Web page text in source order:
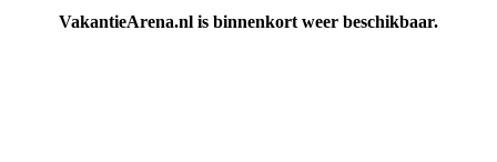
VakantieArena.nl is binnenkort weer beschikbaar.